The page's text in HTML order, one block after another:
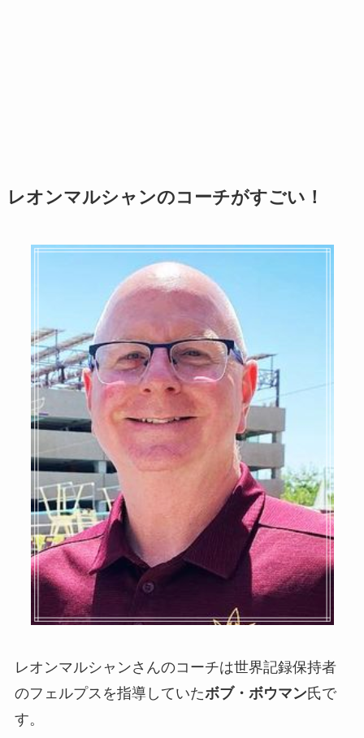
レオンマルシャンのコーチがすごい！
レオンマルシャンさんのコーチは世界記録保持者
のフェルプスを指導していたボブ・ボウマン氏で
す。